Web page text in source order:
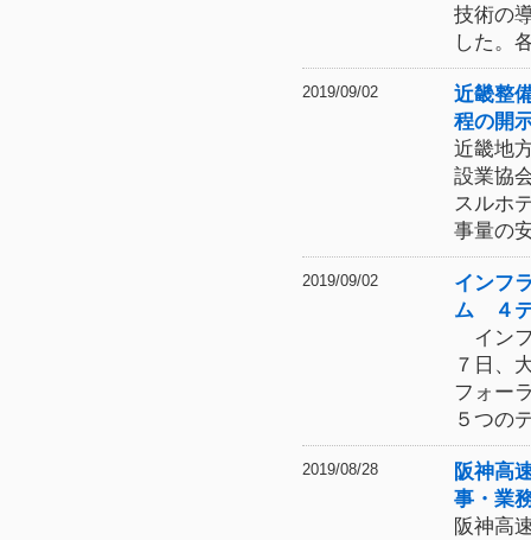
技術の
した。
2019/09/02
近畿整
程の開
近畿地
設業協
スルホ
事量の
2019/09/02
インフ
ム ４テ
イン
７日、
フォー
５つの
2019/08/28
阪神高
事・業
阪神高